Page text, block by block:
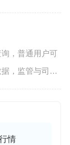
，普通用户可
，监管与司法
源技术
情